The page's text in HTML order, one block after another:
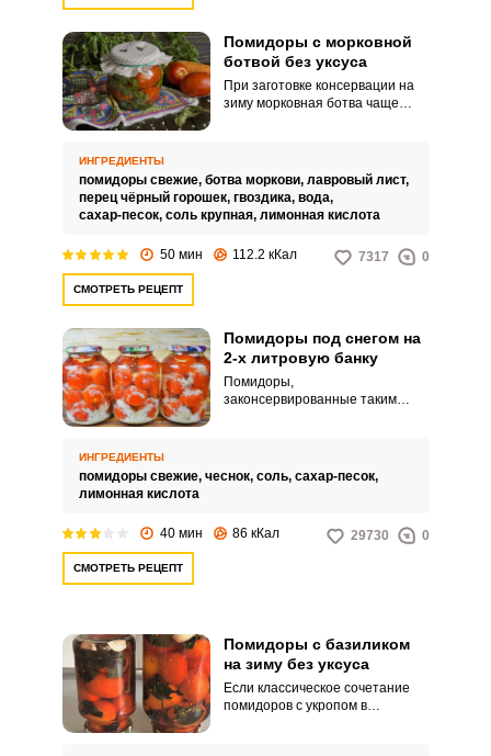
Помидоры с морковной
ботвой без уксуса
При заготовке консервации на
зиму морковная ботва чаще
ИНГРЕДИЕНТЫ
помидоры свежие, ботва моркови, лавровый лист,
перец чёрный горошек, гвоздика, вода,
сахар-песок, соль крупная, лимонная кислота
50 мин 112.2 кКал 7317 0
СМОТРЕТЬ РЕЦЕПТ
Помидоры под снегом на
2-х литровую банку
Помидоры,
законсервированные таким
«падает» между помидорами,
свободно перемещаясь по
ИНГРЕДИЕНТЫ
помидоры свежие, чеснок, соль, сахар-песок,
лимонная кислота
40 мин 86 кКал 29730 0
СМОТРЕТЬ РЕЦЕПТ
Помидоры с базиликом
на зиму без уксуса
Если классическое сочетание
помидоров с укропом в